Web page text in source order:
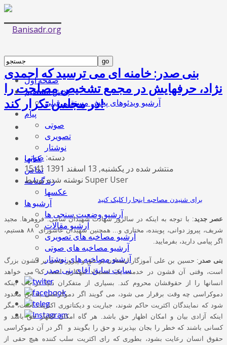
صفحه اول
پخش مستقیم
آرشیو ویدئوهای پخش مستقیم قبلی
پیام
صوتی
تصویری
نوشتار
کتابها
تماس
زندگینامه
عکسها
آرشیو ها
آرشیو وضعیت سنجی ها
آرشیو مقالات
آرشیو مصاخبه های تصویری
آرشیو مصاخبه های صوتی
آرشیو مصاخبه های نوشتار
سایت سابق آقای بنی صدر
بنی صدر: خامنه ای می ترسید که احمدی
نژاد، حرفهایش در مجمع تشخیص مصلحت را
در مجلس تکرار کند!
دسته: صوتی
منتشر شده در یکشنبه, 13 اسفند 1391 15:41
نوشته شده توسط Super User
برای شنیدن مصاحبه اینجا را کلیک کنید
عصر جدید: با توجه به اینکه در سالروز شهادت شهیدان سامی. فروهرها. مجید
شریف، پیروز دوانی، پوینده، مختاری و... همچنین شهیدان عاشورای ۸۸ هستیم،
اگر پیامی دارید، بفرمایید.
بنی صدر : حسین بن علی آموزگار ایستادن بر حق و پیروز شدن بر قشون بزرگ
است، وقتی آن قشون در خدمت یک استبداد تبهکاری است که می خواهد
انسانها را از حقوقشان محروم کند. بسیاری از متفکران دنیا در باب اینکه
دموکراسی چه وقت برقرار می شود، می گویند اگر دموکراسی به این محدود
شود که نمایندگان اکثریت حاکم شوند، جباریت و دیکتاتوری اکثریت است، مگر
اینکه آزادی بیان و امکان اظهار حق باشد. هر گاه امکان اظهار حق باشد و
کسانی باشند که خطر را بجان بپذیرند و حق را بگویند و اگر در آن دموکراسی
حقوق انسان رعایت بشود، بطوری که رای اکثریت سلب کننده هیچ حقی از